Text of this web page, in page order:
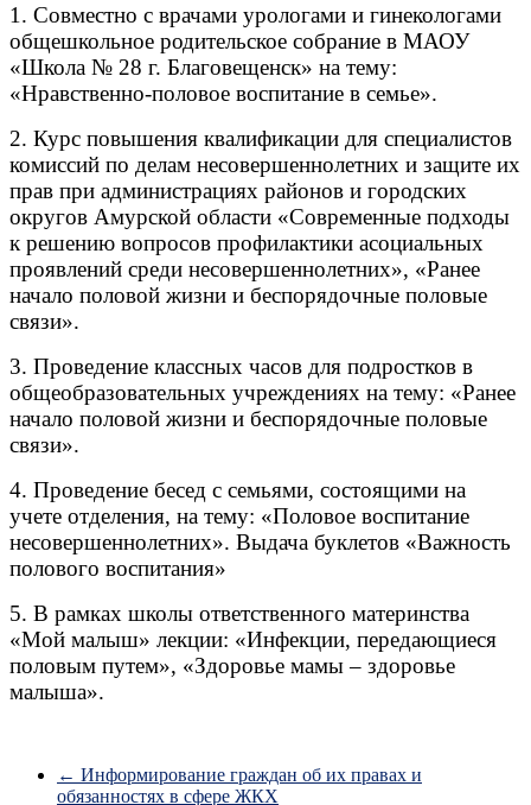
1. Совместно с врачами урологами и гинекологами
общешкольное родительское собрание в МАОУ
«Школа № 28 г. Благовещенск» на тему:
«Нравственно-половое воспитание в семье».
2. Курс повышения квалификации для специалистов
комиссий по делам несовершеннолетних и защите их
прав при администрациях районов и городских
округов Амурской области «Современные подходы
к решению вопросов профилактики асоциальных
проявлений среди несовершеннолетних», «Ранее
начало половой жизни и беспорядочные половые
связи».
3. Проведение классных часов для подростков в
общеобразовательных учреждениях на тему: «Ранее
начало половой жизни и беспорядочные половые
связи».
4. Проведение бесед с семьями, состоящими на
учете отделения, на тему: «Половое воспитание
несовершеннолетних». Выдача буклетов «Важность
полового воспитания»
5. В рамках школы ответственного материнства
«Мой малыш» лекции: «Инфекции, передающиеся
половым путем», «Здоровье мамы – здоровье
малыша».
← Информирование граждан об их правах и
обязанностях в сфере ЖКХ